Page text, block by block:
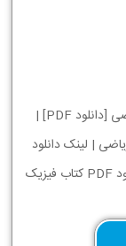
دانلود فایل PDF کتاب فیزیک پایه دهم رشته ریاضی [دانلود PDF] |
| لینک دانلود
کتاب فیزیک | لینک PDF فیزیک در پایه دهم | دانلود PDF کتاب فیزیک